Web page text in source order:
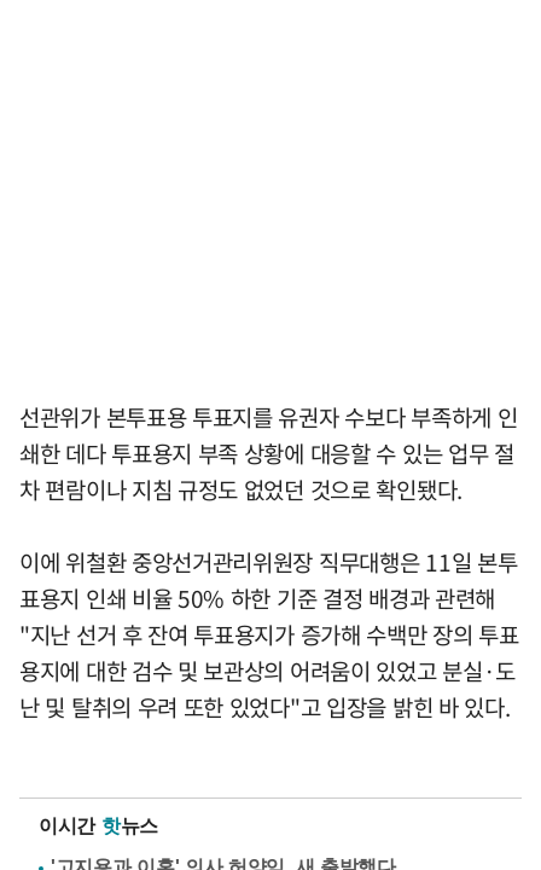
선관위가 본투표용 투표지를 유권자 수보다 부족하게 인
쇄한 데다 투표용지 부족 상황에 대응할 수 있는 업무 절
차 편람이나 지침 규정도 없었던 것으로 확인됐다.
이에 위철환 중앙선거관리위원장 직무대행은 11일 본투
표용지 인쇄 비율 50% 하한 기준 결정 배경과 관련해
"지난 선거 후 잔여 투표용지가 증가해 수백만 장의 투표
용지에 대한 검수 및 보관상의 어려움이 있었고 분실·도
난 및 탈취의 우려 또한 있었다"고 입장을 밝힌 바 있다.
이시간 핫뉴스